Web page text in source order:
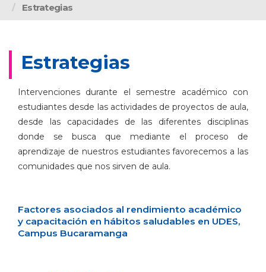
Estrategias
Estrategias
Intervenciones durante el semestre académico con
estudiantes desde las actividades de proyectos de aula,
desde las capacidades de las diferentes disciplinas
donde se busca que mediante el proceso de
aprendizaje de nuestros estudiantes favorecemos a las
comunidades que nos sirven de aula.
Factores asociados al rendimiento académico
y capacitación en hábitos saludables en UDES,
Campus Bucaramanga